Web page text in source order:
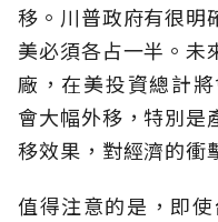
移。川普政府有很明
美必須各占一半。未
廠，在美投資總計
會大幅外移，特別是
移效果，對經濟的衝
值得注意的是，即